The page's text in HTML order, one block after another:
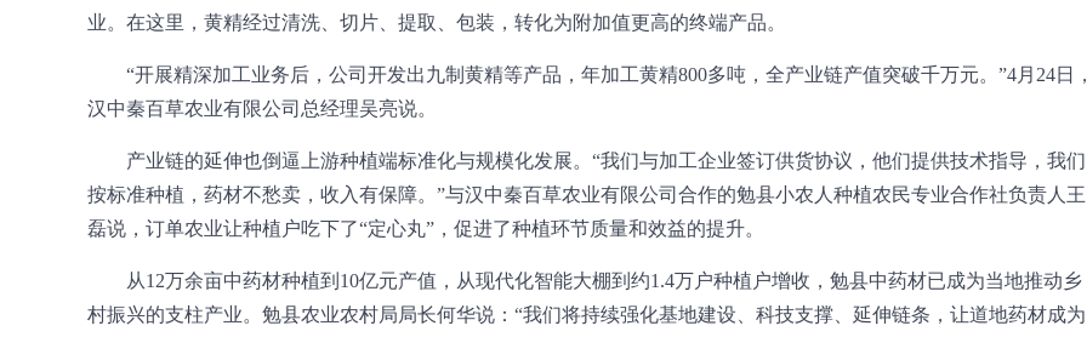
业。在这里，黄精经过清洗、切片、提取、包装，转化为附加值更高的终端产品。
“开展精深加工业务后，公司开发出九制黄精等产品，年加工黄精800多吨，全产业链产值突破千万元。”4月24日，
汉中秦百草农业有限公司总经理吴亮说。
产业链的延伸也倒逼上游种植端标准化与规模化发展。“我们与加工企业签订供货协议，他们提供技术指导，我们
按标准种植，药材不愁卖，收入有保障。”与汉中秦百草农业有限公司合作的勉县小农人种植农民专业合作社负责人王
磊说，订单农业让种植户吃下了“定心丸”，促进了种植环节质量和效益的提升。
从12万余亩中药材种植到10亿元产值，从现代化智能大棚到约1.4万户种植户增收，勉县中药材已成为当地推动乡
村振兴的支柱产业。勉县农业农村局局长何华说：“我们将持续强化基地建设、科技支撑、延伸链条，让道地药材成为